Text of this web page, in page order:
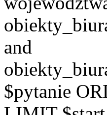
and
$pytanie